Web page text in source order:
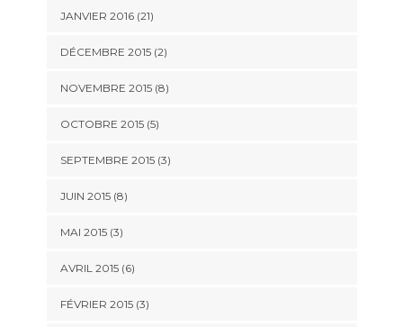
JANVIER 2016 (21)
DÉCEMBRE 2015 (2)
NOVEMBRE 2015 (8)
OCTOBRE 2015 (5)
SEPTEMBRE 2015 (3)
JUIN 2015 (8)
MAI 2015 (3)
AVRIL 2015 (6)
FÉVRIER 2015 (3)